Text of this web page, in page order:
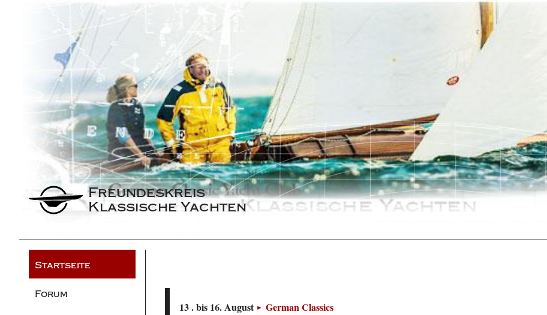
Freundeskreis
Klassische Yachten
Startseite
Forum
13 . bis 16. August German Classics